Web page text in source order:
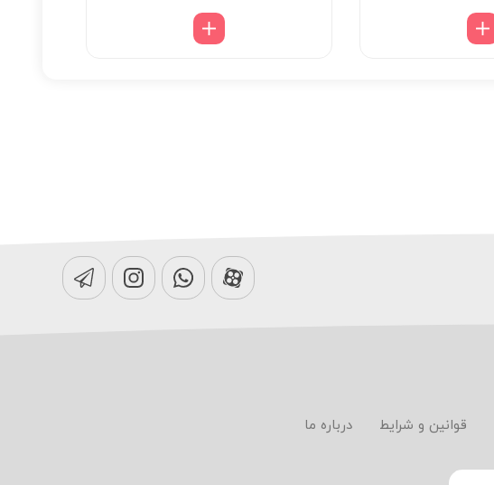
قوانین و شرایط درباره ما